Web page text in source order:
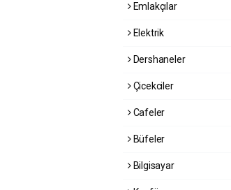
Emlakçılar
Elektrik
Dershaneler
Çicekciler
Cafeler
Büfeler
Bilgisayar